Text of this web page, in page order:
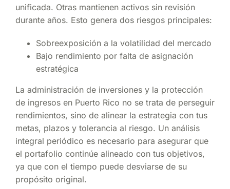
unificada. Otras mantienen activos sin revisión
durante años. Esto genera dos riesgos principales:
Sobreexposición a la volatilidad del mercado
Bajo rendimiento por falta de asignación
estratégica
La administración de inversiones y la protección
de ingresos en Puerto Rico no se trata de perseguir
rendimientos, sino de alinear la estrategia con tus
metas, plazos y tolerancia al riesgo. Un análisis
integral periódico es necesario para asegurar que
el portafolio continúe alineado con tus objetivos,
ya que con el tiempo puede desviarse de su
propósito original.